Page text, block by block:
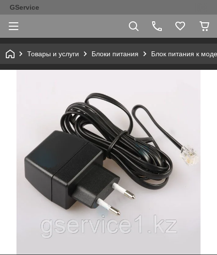
GService
Товары и услуги Блоки питания Блок питания к